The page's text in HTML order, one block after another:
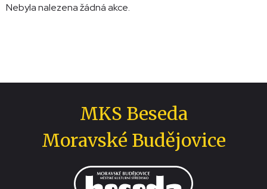
Nebyla nalezena žádná akce.
MKS Beseda
Moravské Budějovice